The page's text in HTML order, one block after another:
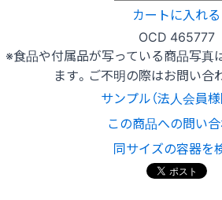
カートに入れる
OCD 465777
※食品や付属品が写っている商品写真
ます。ご不明の際はお問い合
サンプル（法人会員様
この商品への問い
同サイズの容器を